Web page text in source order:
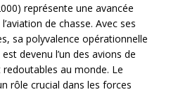
représente une avancée
de chasse. Avec ses
sa polyvalence opérationnelle
devenu l’un des avions de
au monde. Le
rôle crucial dans les forces